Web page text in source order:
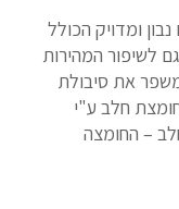
ומדויק הכולל
לשיפור המהירות
את סיבולת
חלב ע"י
– החומצה